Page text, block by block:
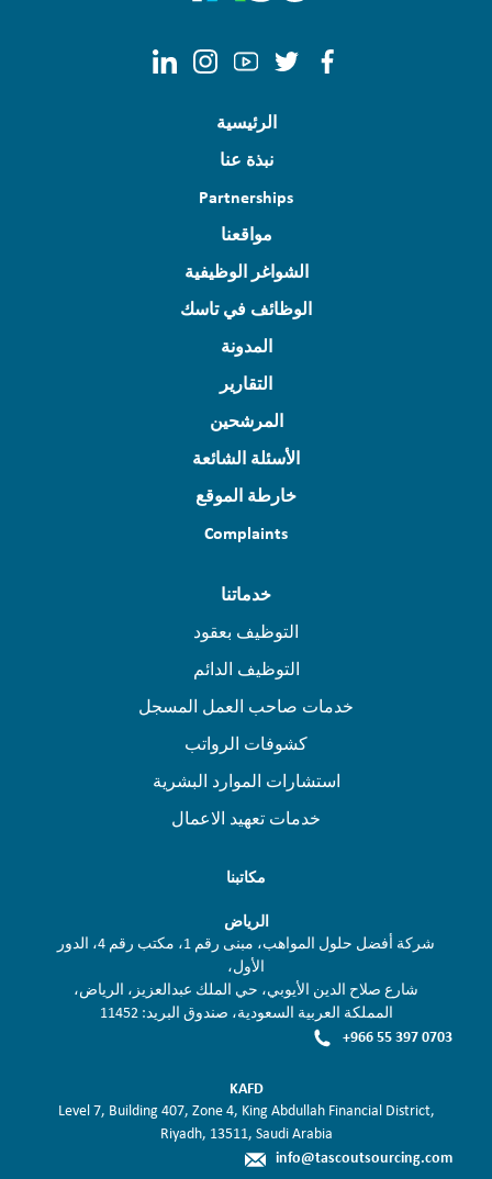
الرئيسية
نبذة عنا
Partnerships
مواقعنا
الشواغر الوظيفية
الوظائف في تاسك
المدونة
التقارير
المرشحين
الأسئلة الشائعة
خارطة الموقع
Complaints
خدماتنا
التوظيف بعقود
التوظيف الدائم
خدمات صاحب العمل المسجل
كشوفات الرواتب
استشارات الموارد البشرية
خدمات تعهيد الاعمال
مكاتبنا
الرياض
شركة أفضل حلول المواهب، مبنى رقم 1، مكتب رقم 4، الدور
الأول،
شارع صلاح الدين الأيوبي، حي الملك عبدالعزيز، الرياض،
المملكة العربية السعودية، صندوق البريد: 11452
+966 55 397 0703
KAFD
Level 7, Building 407, Zone 4, King Abdullah Financial District,
Riyadh, 13511, Saudi Arabia
info@tascoutsourcing.com